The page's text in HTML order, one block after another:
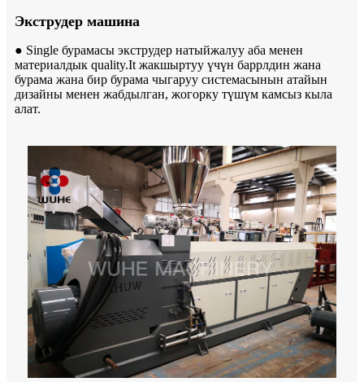
Экструдер машина
● Single бурамасы экструдер натыйжалуу аба менен
материалдык quality.It жакшыртуу үчүн баррлдин жана
бурама жана бир бурама чыгаруу системасынын атайын
дизайны менен жабдылган, жогорку түшүм камсыз кыла
алат.